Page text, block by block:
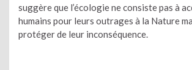
suggère que l’écologie ne consiste pas à
humains pour leurs outrages à la Nature
protéger de leur inconséquence.